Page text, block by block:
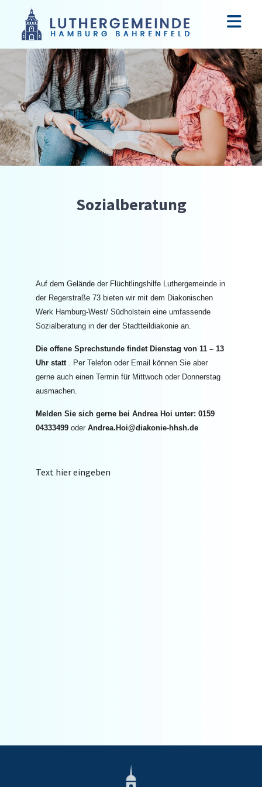
Sozialberatung
Auf dem Gelände der Flüchtlingshilfe Luthergemeinde in
der Regerstraße 73 bieten wir mit dem Diakonischen
Werk Hamburg-West/ Südholstein eine umfassende
Sozialberatung in der der Stadtteildiakonie an.
Die offene Sprechstunde findet Dienstag von 11 – 13
Uhr statt . Per Telefon oder Email können Sie aber
gerne auch einen Termin für Mittwoch oder Donnerstag
ausmachen.
Melden Sie sich gerne bei Andrea Hoi unter: 0159
04333499 oder Andrea.Hoi@diakonie-hhsh.de
Text hier eingeben